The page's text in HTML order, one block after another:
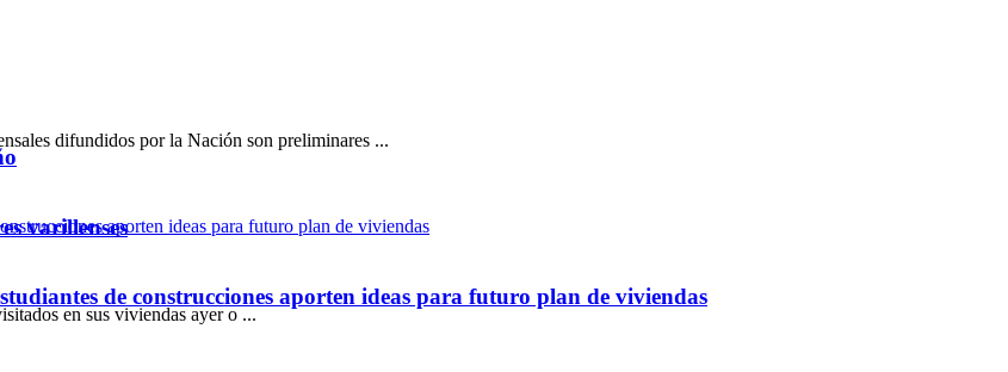
de construcciones aporten ideas para futuro plan de viviendas
difundidos por la Nación son preliminares ...
varillenses
en sus viviendas ayer o ...